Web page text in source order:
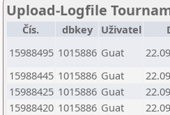
Upload-Logfile
Čís. dbkey Uživatel
15988495 1015886 Guat
15988445 1015886 Guat
15988425 1015886 Guat
15988420 1015886 Guat